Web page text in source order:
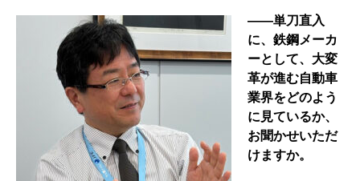
――単刀直入
に、鉄鋼メーカ
ーとして、大変
革が進む自動車
業界をどのよう
に見ているか、
お聞かせいただ
けますか。